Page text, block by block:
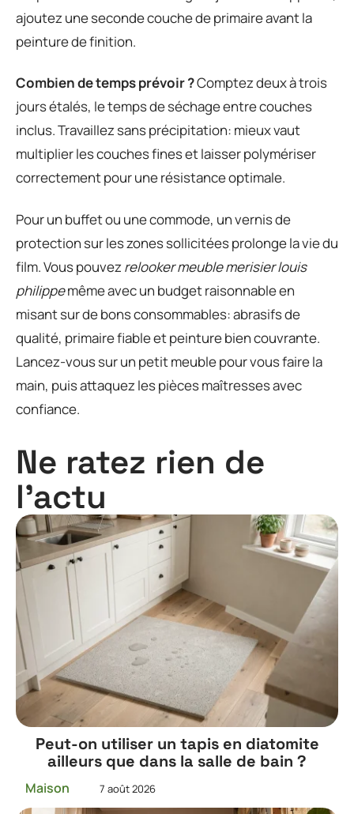
ajoutez une seconde couche de primaire avant la
peinture de finition.
Combien de temps prévoir ?Comptez deux à trois
jours étalés, le temps de séchage entre couches
inclus. Travaillez sans précipitation: mieux vaut
multiplier les couches fines et laisser polymériser
correctement pour une résistance optimale.
Pour un buffet ou une commode, un vernis de
protection sur les zones sollicitées prolonge la vie du
film. Vous pouvez relooker meuble merisier louis
philippemême avec un budget raisonnable en
misant sur de bons consommables: abrasifs de
qualité, primaire fiable et peinture bien couvrante.
Lancez-vous sur un petit meuble pour vous faire la
main, puis attaquez les pièces maîtresses avec
confiance.
Ne ratez rien de
l'actu
Peut-on utiliser un tapis en diatomite
ailleurs que dans la salle de bain ?
Maison 7 août 2026